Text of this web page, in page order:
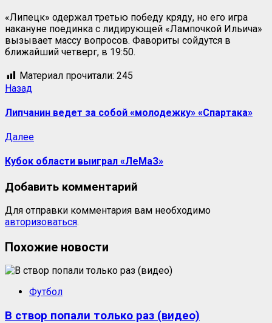
«Липецк» одержал третью победу кряду, но его игра
накануне поединка с лидирующей «Лампочкой Ильича»
вызывает массу вопросов. Фавориты сойдутся в
ближайший четверг, в 19:50.
Материал прочитали: 245
Навигация
записи
Назад
Липчанин ведет за собой «молодежку» «Спартака»
ДалееСледующая
Кубок области выиграл «ЛеМаЗ»
Добавить комментарий
Для отправки комментария вам необходимо
авторизоваться.
Похожие новости
Футбол
В створ попали только раз (видео)